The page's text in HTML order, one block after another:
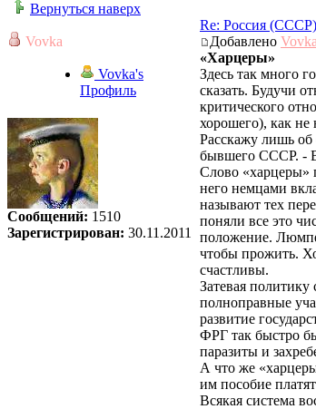
Вернуться наверх
Vovka
Vovka's
Профиль
Сообщений: 1510
Зарегистрирован: 30.11.2011
Re: Россия
Добавлено
«Харцеры»
Здесь так много
сказать. Будучи
критического
хорошего), как не
Расскажу лишь
бывшего СССР. -
Слово «харцеры»
него немцами
называют тех
поняли все это
положение.
чтобы прожить.
счастливы.
Затевая
полноправные
развитие
ФРГ так быстро
паразиты и
А что же
им пособие
Всякая система